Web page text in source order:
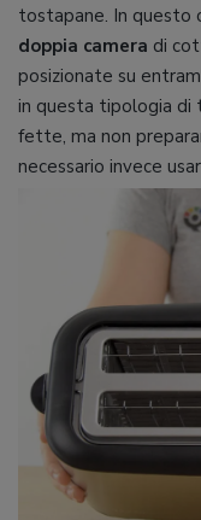
tostapane. In questo
doppia camera di
posizionate su
in questa tipologia di
fette, ma non
necessario invece